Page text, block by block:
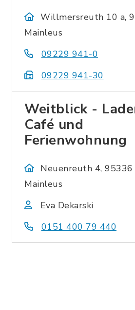
Willmersreuth 10 a,
Mainleus
09229 941-0
09229 941-30
Weitblick -
Café und
Ferienwohnung
Neuenreuth 4, 95336
Mainleus
Eva Dekarski
0151 400 79 440